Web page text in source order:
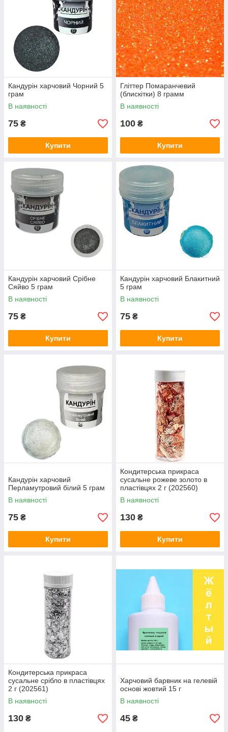
Кандурін харчовий Чорний 5
грам
В наявності
75 ₴
Купити
Гліттер Помаранчевий
(блискітки) 8 грамм
В наявності
100 ₴
Купити
Кандурін харчовий Срібне
Сяйво 5 грам
В наявності
75 ₴
Купити
Кандурін харчовий Блакитний
5 грам
В наявності
75 ₴
Купити
Кандурін харчовий
Перламутровий білий 5 грам
В наявності
75 ₴
Купити
Кондитерська прикраса
сусальне рожеве золото в
пластівцях 2 г (202560)
В наявності
130 ₴
Купити
Кондитерська прикраса
сусальне срібло в пластівцях
2 г (202561)
В наявності
130 ₴
Харчовий барвник на гелевій
основі жовтий 15 г
В наявності
45 ₴